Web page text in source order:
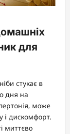
для
стукає в
дня на
може
і дискомфорт.
миттєво